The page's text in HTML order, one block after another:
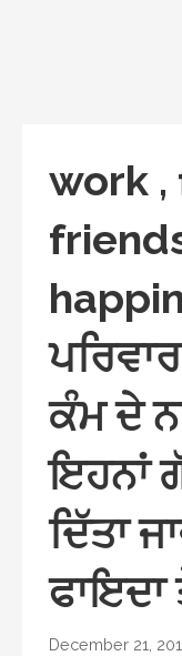
work ,
ਕੰਮ ਦੇ
ਇਹਨਾਂ
ਦਿੱਤਾ
ਫਾਇਦਾ
December 21,